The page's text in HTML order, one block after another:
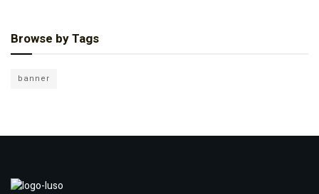
Browse by Tags
banner